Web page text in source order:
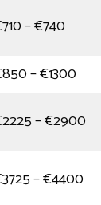
– €740
– €1300
– €2900
– €4400